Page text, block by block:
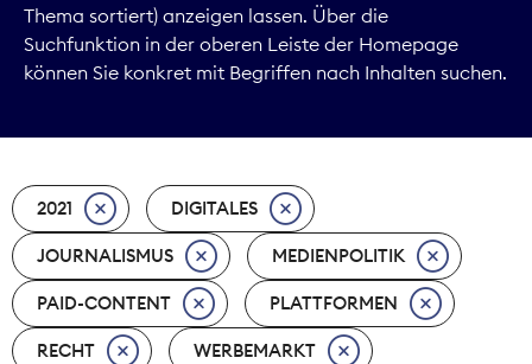
Kommunikation
Marktdaten
Nachhaltigkeit
Nachwuchs
Nova Award
Thema sortiert) anzeigen lassen. Über die
Suchfunktion in der oberen Leiste der Homepage
können Sie konkret mit Begriffen nach Inhalten suchen.
2021 DIGITALES
JOURNALISMUS MEDIENPOLITIK
PAID-CONTENT PLATTFORMEN
RECHT WERBEMARKT